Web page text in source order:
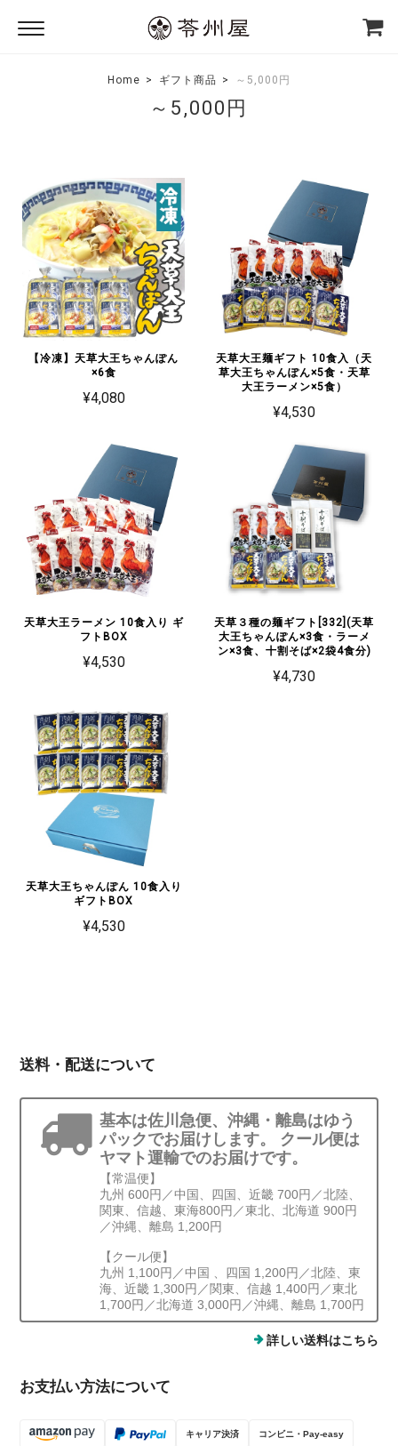
Home ギフト商品 ～5,000円
～5,000円
【冷凍】天草大王ちゃんぽん
×6食
¥4,080
天草大王麺ギフト 10食入（天
草大王ちゃんぽん×5食・天草
大王ラーメン×5食）
¥4,530
天草大王ラーメン 10食入り ギ
フトBOX
¥4,530
天草３種の麺ギフト[332](天草
大王ちゃんぽん×3食・ラーメ
ン×3食、十割そば×2袋4食分)
¥4,730
天草大王ちゃんぽん 10食入り
ギフトBOX
¥4,530
送料・配送について
基本は佐川急便、沖縄・離島はゆう
パックでお届けします。 クール便は
ヤマト運輸でのお届けです。
【常温便】
九州 600円／中国、四国、近畿 700円／北陸、
関東、信越、東海800円／東北、北海道 900円
／沖縄、離島 1,200円
【クール便】
九州 1,100円／中国 、四国 1,200円／北陸、東
海、近畿 1,300円／関東、信越 1,400円／東北
1,700円／北海道 3,000円／沖縄、離島 1,700円
詳しい送料はこちら
お支払い方法について
キャリア決済 コンビニ・Pay-easy